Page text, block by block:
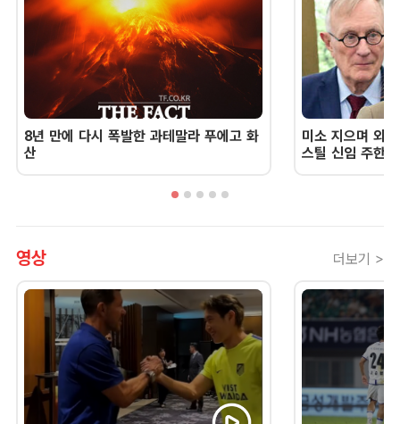
8년 만에 다시 폭발한 과테말라 푸에고 화
산
미소 지으며 외
스틸 신임 주한
영상 더보기 >